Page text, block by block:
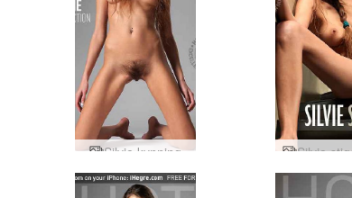
Silvie kynning